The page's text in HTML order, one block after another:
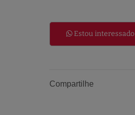
Estou interessado
Compartilhe